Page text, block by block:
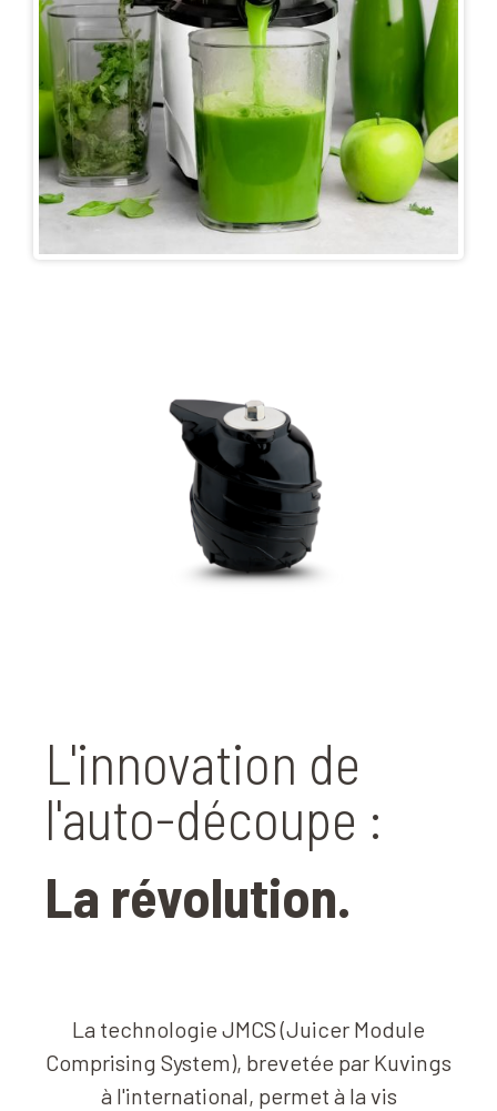
L'innovation de
l'auto-découpe :
La révolution.
La technologie JMCS (Juicer Module
Comprising System), brevetée par Kuvings
à l'international, permet à la vis